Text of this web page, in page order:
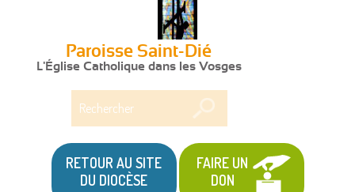
Paroisse Saint-Dié
L'Église Catholique dans les Vosges
RETOUR AU SITE
DU DIOCÈSE
FAIRE UN
DON